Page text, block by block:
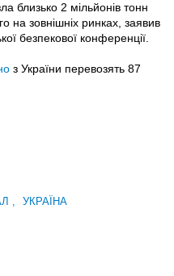
близько 2 мільйонів тонн
на зовнішніх ринках, заявив
безпекової конференції.
з України перевозять 87
УКРАЇНА